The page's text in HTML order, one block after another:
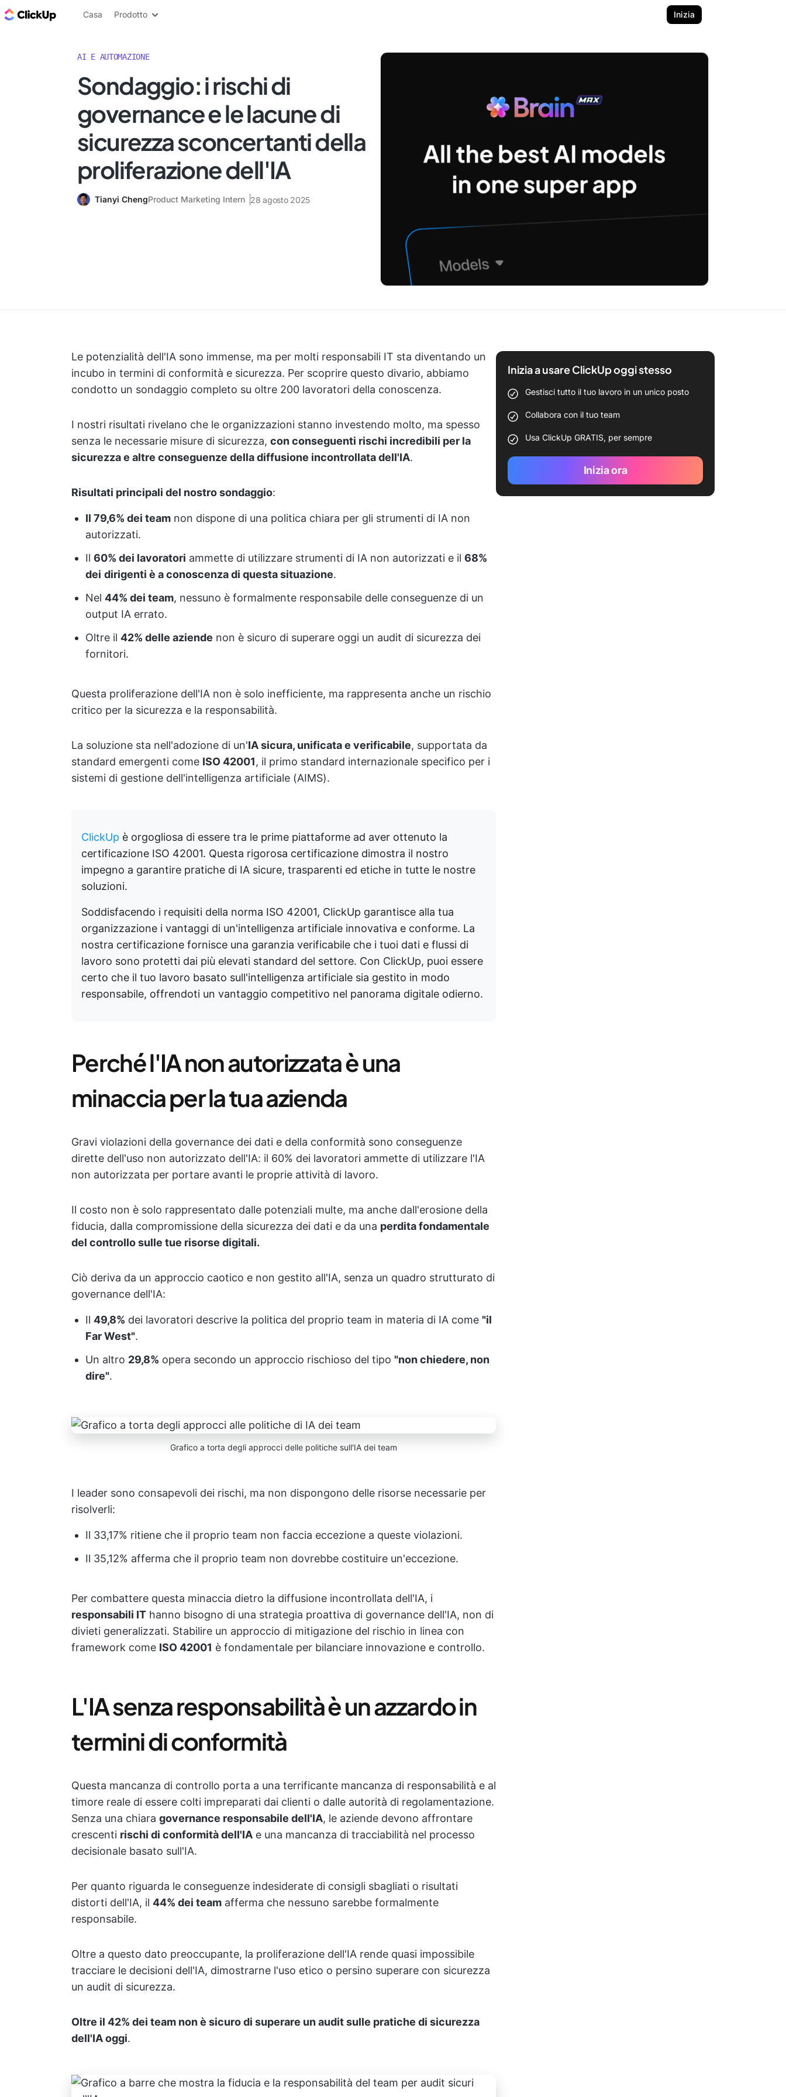
Blog di ClickUp
Casa Prodotto Inizia
AI E AUTOMAZIONE
Sondaggio: i rischi di
governance e le lacune di
sicurezza sconcertanti della
proliferazione dell'IA
Tianyi ChengProduct Marketing Intern 28 agosto 2025
Le potenzialità dell'IA sono immense, ma per molti responsabili IT sta diventando un
incubo in termini di conformità e sicurezza. Per scoprire questo divario, abbiamo
condotto un sondaggio completo su oltre 200 lavoratori della conoscenza.
I nostri risultati rivelano che le organizzazioni stanno investendo molto, ma spesso
senza le necessarie misure di sicurezza, con conseguenti rischi incredibili per la
sicurezza e altre conseguenze della diffusione incontrollata dell'IA.
Risultati principali del nostro sondaggio:
Il 79,6% dei team non dispone di una politica chiara per gli strumenti di IA non
autorizzati.
Il 60% dei lavoratori ammette di utilizzare strumenti di IA non autorizzati e il 68%
dei dirigenti è a conoscenza di questa situazione.
Nel 44% dei team, nessuno è formalmente responsabile delle conseguenze di un
output IA errato.
Oltre il 42% delle aziende non è sicuro di superare oggi un audit di sicurezza dei
fornitori.
Questa proliferazione dell'IA non è solo inefficiente, ma rappresenta anche un rischio
critico per la sicurezza e la responsabilità.
La soluzione sta nell'adozione di un'IA sicura, unificata e verificabile, supportata da
standard emergenti come ISO 42001, il primo standard internazionale specifico per i
sistemi di gestione dell'intelligenza artificiale (AIMS).
ClickUp è orgogliosa di essere tra le prime piattaforme ad aver ottenuto la
certificazione ISO 42001. Questa rigorosa certificazione dimostra il nostro
impegno a garantire pratiche di IA sicure, trasparenti ed etiche in tutte le nostre
soluzioni.
Soddisfacendo i requisiti della norma ISO 42001, ClickUp garantisce alla tua
organizzazione i vantaggi di un'intelligenza artificiale innovativa e conforme. La
nostra certificazione fornisce una garanzia verificabile che i tuoi dati e flussi di
lavoro sono protetti dai più elevati standard del settore. Con ClickUp, puoi essere
certo che il tuo lavoro basato sull'intelligenza artificiale sia gestito in modo
responsabile, offrendoti un vantaggio competitivo nel panorama digitale odierno.
Perché l'IA non autorizzata è una
minaccia per la tua azienda
Gravi violazioni della governance dei dati e della conformità sono conseguenze
dirette dell'uso non autorizzato dell'IA: il 60% dei lavoratori ammette di utilizzare l'IA
non autorizzata per portare avanti le proprie attività di lavoro.
Il costo non è solo rappresentato dalle potenziali multe, ma anche dall'erosione della
fiducia, dalla compromissione della sicurezza dei dati e da una perdita fondamentale
del controllo sulle tue risorse digitali.
Ciò deriva da un approccio caotico e non gestito all'IA, senza un quadro strutturato di
governance dell'IA:
Il 49,8% dei lavoratori descrive la politica del proprio team in materia di IA come "il
Far West".
Un altro 29,8% opera secondo un approccio rischioso del tipo "non chiedere, non
dire".
Grafico a torta degli approcci delle politiche sull'IA dei team
I leader sono consapevoli dei rischi, ma non dispongono delle risorse necessarie per
risolverli:
Il 33,17% ritiene che il proprio team non faccia eccezione a queste violazioni.
Il 35,12% afferma che il proprio team non dovrebbe costituire un'eccezione.
Per combattere questa minaccia dietro la diffusione incontrollata dell'IA, i
responsabili IT hanno bisogno di una strategia proattiva di governance dell'IA, non di
divieti generalizzati. Stabilire un approccio di mitigazione del rischio in linea con
framework come ISO 42001 è fondamentale per bilanciare innovazione e controllo.
L'IA senza responsabilità è un azzardo in
termini di conformità
Questa mancanza di controllo porta a una terrificante mancanza di responsabilità e al
timore reale di essere colti impreparati dai clienti o dalle autorità di regolamentazione.
Senza una chiara governance responsabile dell'IA, le aziende devono affrontare
crescenti rischi di conformità dell'IA e una mancanza di tracciabilità nel processo
decisionale basato sull'IA.
Per quanto riguarda le conseguenze indesiderate di consigli sbagliati o risultati
distorti dell'IA, il 44% dei team afferma che nessuno sarebbe formalmente
responsabile.
Oltre a questo dato preoccupante, la proliferazione dell'IA rende quasi impossibile
tracciare le decisioni dell'IA, dimostrarne l'uso etico o persino superare con sicurezza
un audit di sicurezza.
Oltre il 42% dei team non è sicuro di superare un audit sulle pratiche di sicurezza
dell'IA oggi.
Inizia a usare ClickUp oggi stesso
Gestisci tutto il tuo lavoro in un unico posto
Collabora con il tuo team
Usa ClickUp GRATIS, per sempre
Inizia ora